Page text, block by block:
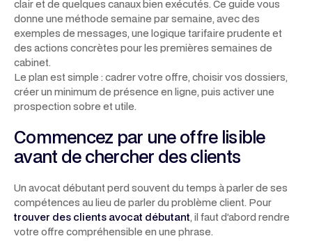
clair et de quelques canaux bien exécutés. Ce guide vous
donne une méthode semaine par semaine, avec des
exemples de messages, une logique tarifaire prudente et
des actions concrètes pour les premières semaines de
cabinet.
Le plan est simple : cadrer votre offre, choisir vos dossiers,
créer un minimum de présence en ligne, puis activer une
prospection sobre et utile.
Commencez par une offre lisible
avant de chercher des clients
Un avocat débutant perd souvent du temps à parler de ses
compétences au lieu de parler du problème client. Pour
trouver des clients avocat débutant, il faut d’abord rendre
votre offre compréhensible en une phrase.